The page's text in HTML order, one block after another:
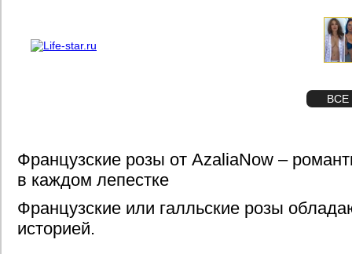
ВСЕ
Французские розы от AzaliaNow –
в каждом лепестке
Французские или галльские розы
историей.